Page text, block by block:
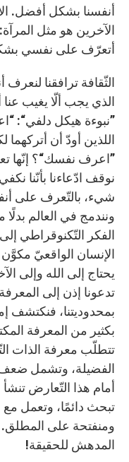
أنفسنا بشكل أفضل.
الآخرين هو مثل
أتعرّف على نفسي
الثّقافة ترافقنا
الذي يجب ألّا يغيب
”نبوءة هيكل دلفي“:
اللذين أودّ أن
”اعرف نفسك“؟ إنّها
نوقف ادّعاءنا بأنّنا
شيء، بالتّعرف على
ونندمج في العالم
الفكر التّكنوقراطي
الإنسان الواقعيّ
يحتاج إلى الله وإلى
تدعونا إذن إلى
بمحدوديتنا، فنكتشف
بكثير من المعرفة
تتطلّب معرفة الذات
الفضيلة، وتشمل
أمام هذا التّعارض تنشأ
تبحث دائمًا، وتعمل
ومنفتحة على المطلق.
المدهش للحقيقة!